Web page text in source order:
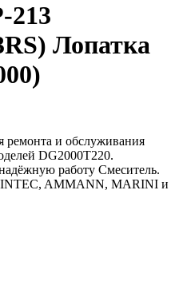
213
Лопатка
ремонта и обслуживания
DG2000T220.
работу Смеситель.
AMMANN, MARINI и